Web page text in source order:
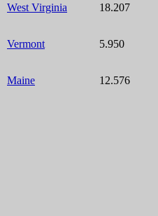
West Virginia 18.207
Vermont 5.950
Maine 12.576